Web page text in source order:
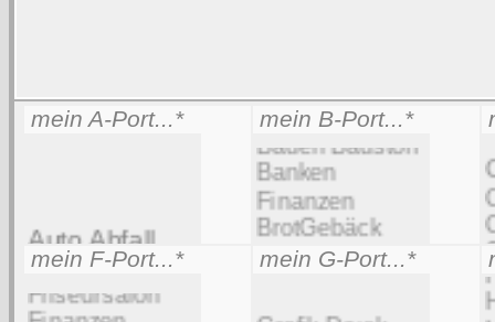
mein A-Port...* mein B-Port...*
mein F-Port...* mein G-Port...*